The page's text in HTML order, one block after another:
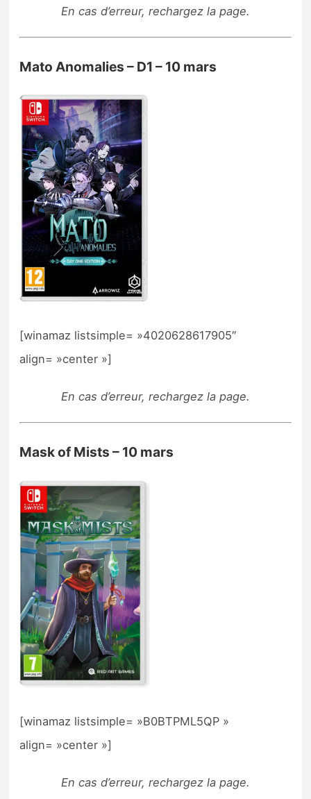
En cas d’erreur, rechargez la page.
Mato Anomalies – D1 – 10 mars
[winamaz listsimple= »4020628617905″
align= »center »]
En cas d’erreur, rechargez la page.
Mask of Mists – 10 mars
[winamaz listsimple= »B0BTPML5QP »
align= »center »]
En cas d’erreur, rechargez la page.